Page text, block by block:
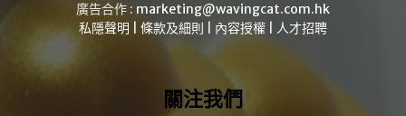
廣告合作 : marketing@wavingcat.com.hk
私隱聲明
條款及細則 內容授權 人才招聘
關注我們